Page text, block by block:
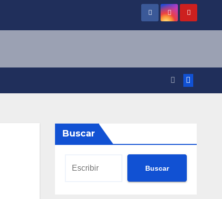
Buscar
Buscar